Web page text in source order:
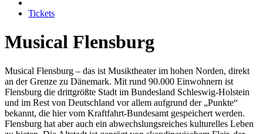
Tickets
Musical Flensburg
Musical Flensburg – das ist Musiktheater im hohen Norden, direkt
an der Grenze zu Dänemark. Mit rund 90.000 Einwohnern ist
Flensburg die drittgrößte Stadt im Bundesland Schleswig-Holstein
und im Rest von Deutschland vor allem aufgrund der „Punkte“
bekannt, die hier vom Kraftfahrt-Bundesamt gespeichert werden.
Flensburg hat aber auch ein abwechslungsreiches kulturelles Leben